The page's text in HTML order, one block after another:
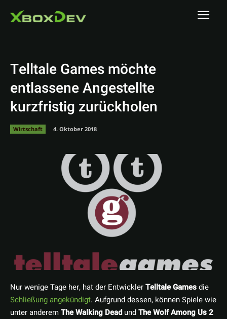
Telltale Games möchte
entlassene Angestellte
kurzfristig zurückholen
Wirtschaft 4. Oktober 2018
Nur wenige Tage her, hat der EntwicklerTelltale Gamesdie
Schließung angekündigt. Aufgrund dessen, können Spiele wie
unter anderemThe Walking DeadundThe Wolf Among Us 2